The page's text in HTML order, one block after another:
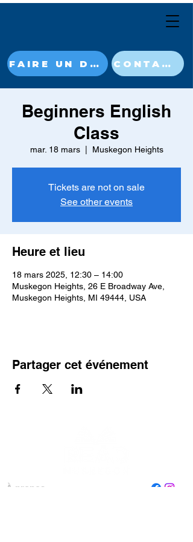
FAIRE UN DON MAINTENANT CONTACT
Beginners English
Class
mar. 18 mars
  |
Muskegon Heights
Tickets are not on sale
See other events
Heure et lieu
18 mars 2025, 12:30 – 14:00
Muskegon Heights, 26 E Broadway Ave,
Muskegon Heights, MI 49444, USA
Partager cet événement
À propos